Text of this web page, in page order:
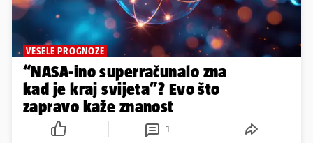
VESELE PROGNOZE
“NASA-ino superračunalo zna
kad je kraj svijeta”? Evo što
zapravo kaže znanost
1